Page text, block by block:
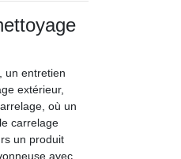
un entretien
extérieur,
où un
carrelage
un produit
avec